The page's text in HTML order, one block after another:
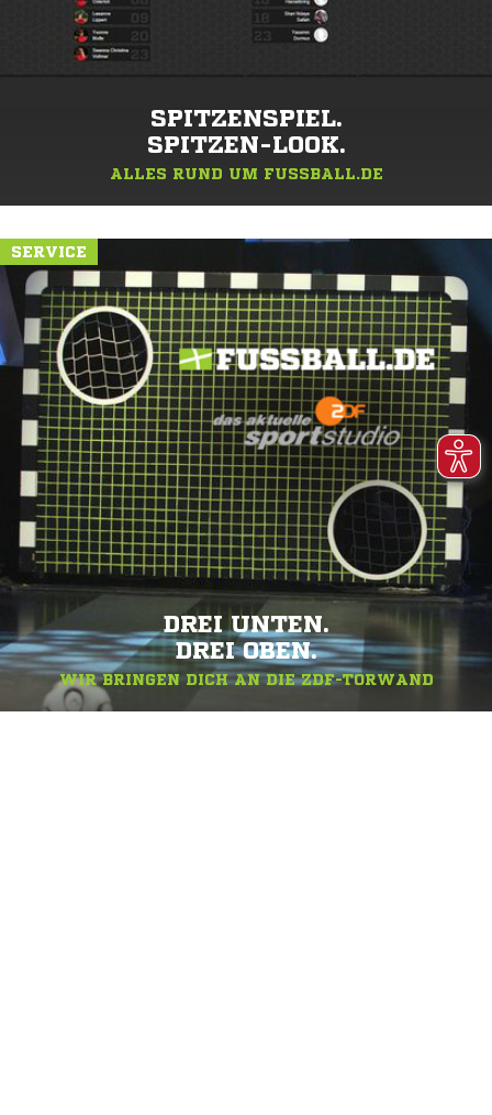
SPITZENSPIEL.
SPITZEN-LOOK.
ALLES RUND UM FUSSBALL.DE
SERVICE
DREI UNTEN.
DREI OBEN.
WIR BRINGEN DICH AN DIE ZDF-TORWAND